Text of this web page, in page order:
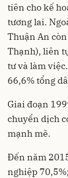
tiên cho kế
tương lai.
Thuận An
Thạnh), liên
tư và làm
66,6% tổng
Giai đoạn
chuyển dịch
mạnh mẽ.
Đến năm
nghiệp